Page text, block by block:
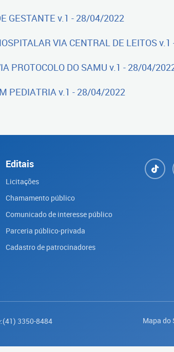
GESTANTE v.1 - 28/04/2022
VIA CENTRAL DE LEITOS
PROTOCOLO DO SAMU v.1 - 28/04/
PEDIATRIA v.1 - 28/04/2022
Editais
Licitações
Chamamento público
Comunicado de interesse público
Parceria público-privada
Cadastro de patrocinadores
3350-8484 Mapa do